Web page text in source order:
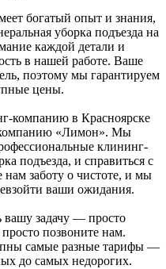
богатый опыт и знания,
уборка подъезда на
каждой детали и
в нашей работе. Ваше
поэтому мы гарантируем
цены.
компанию в Красноярске
компанию «Лимон». Мы
клининг-
подъезда, и справиться с
заботу о чистоте, и мы
ваши ожидания.
вашу задачу — просто
позвоните нам.
самые разные тарифы —
до самых недорогих.